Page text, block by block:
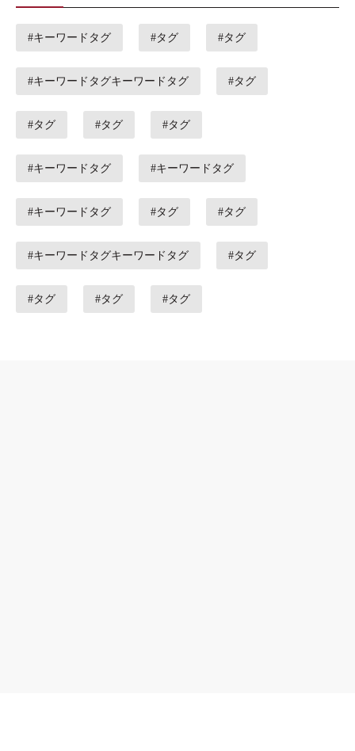
#キーワードタグ #タグ #タグ
#キーワードタグキーワードタグ #タグ
#タグ #タグ #タグ
#キーワードタグ #キーワードタグ
#キーワードタグ #タグ #タグ
#キーワードタグキーワードタグ #タグ
#タグ #タグ #タグ